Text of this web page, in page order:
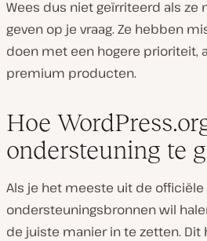
Wees dus niet geïrriteerd als
geven op je vraag. Ze hebben
doen met een hogere prioriteit,
premium producten.
Hoe
ondersteuning te
Als je het meeste uit de officiële
ondersteuningsbronnen wil
de juiste manier in te zetten. Dit